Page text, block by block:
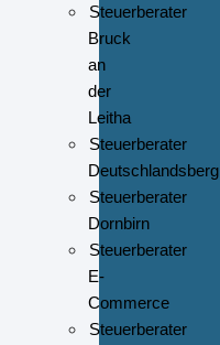
Steuerberater
Bruck
an
der
Leitha
Steuerberater
Deutschlandsberg
Steuerberater
Dornbirn
Steuerberater
E-
Commerce
Steuerberater